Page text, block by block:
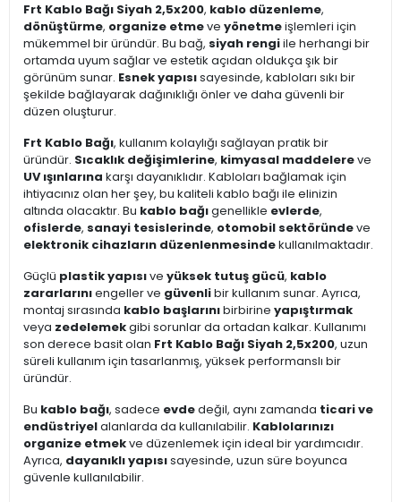
Frt Kablo Bağı Siyah 2,5x200, kablo düzenleme,
dönüştürme, organize etmeve yönetmeişlemleri için
mükemmel bir üründür. Bu bağ, siyah rengiile herhangi bir
ortamda uyum sağlar ve estetik açıdan oldukça şık bir
görünüm sunar. Esnek yapısısayesinde, kabloları sıkı bir
şekilde bağlayarak dağınıklığı önler ve daha güvenli bir
düzen oluşturur.
Frt Kablo Bağı, kullanım kolaylığı sağlayan pratik bir
üründür. Sıcaklık değişimlerine, kimyasal maddelereve
UV ışınlarına karşı dayanıklıdır. Kabloları bağlamak için
ihtiyacınız olan her şey, bu kaliteli kablo bağı ile elinizin
altında olacaktır. Bu kablo bağıgenellikle evlerde,
ofislerde, sanayi tesislerinde, otomobil sektöründeve
elektronik cihazların düzenlenmesindekullanılmaktadır.
Güçlü plastik yapısıve yüksek tutuş gücü, kablo
zararlarınıengeller ve güvenlibir kullanım sunar. Ayrıca,
montaj sırasında kablo başlarınıbirbirine yapıştırmak
veya zedelemekgibi sorunlar da ortadan kalkar. Kullanımı
son derece basit olan Frt Kablo Bağı Siyah 2,5x200, uzun
süreli kullanım için tasarlanmış, yüksek performanslı bir
üründür.
Bu kablo bağı, sadece evdedeğil, aynı zamanda ticari ve
endüstriyelalanlarda da kullanılabilir. Kablolarınızı
organize etmekve düzenlemek için ideal bir yardımcıdır.
Ayrıca, dayanıklı yapısısayesinde, uzun süre boyunca
güvenle kullanılabilir.